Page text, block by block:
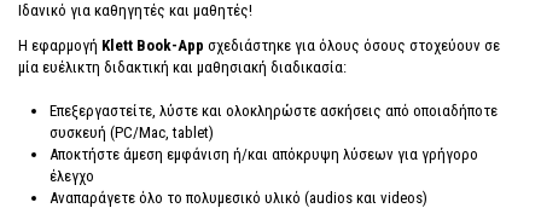
Ιδανικό για καθηγητές και μαθητές!
Η εφαρμογή Klett Book-App σχεδιάστηκε για όλους όσους στοχεύουν σε
μία ευέλικτη διδακτική και μαθησιακή διαδικασία:
Επεξεργαστείτε, λύστε και ολοκληρώστε ασκήσεις από οποιαδήποτε
συσκευή (PC/Mac, tablet)
Αποκτήστε άμεση εμφάνιση ή/και απόκρυψη λύσεων για γρήγορο
έλεγχο
Αναπαράγετε όλο το πολυμεσικό υλικό (audios και videos)